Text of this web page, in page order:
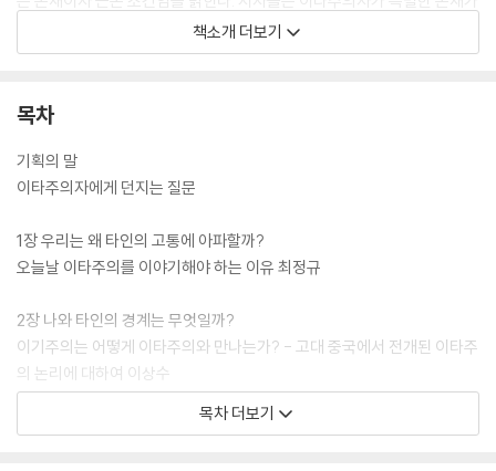
아님을 설명하고 오히려 누구에게나 있는 이타적 본능을 ‘이기적 인간’으
로 제한하는 사회적 압력이 우리 주변의 이타주의자들을, 우리 자신을 별
진행되는 [2018 두산인문극장]의 강연집이기도 하다. 『사람, 장소, 환대』
의 저자인 인류학자 김현경까지 8명의 강연자가 이타주의의 오랜 역사와
책소개 더보기
목차
기획의 말
이타주의자에게 던지는 질문
1장 우리는 왜 타인의 고통에 아파할까?
오늘날 이타주의를 이야기해야 하는 이유 최정규
2장 나와 타인의 경계는 무엇일까?
이기주의는 어떻게 이타주의와 만나는가? - 고대 중국에서 전개된 이타주
의 논리에 대하여 이상수
3장 내 행동이 세상을 바꿀 수 있을까?
목차 더보기